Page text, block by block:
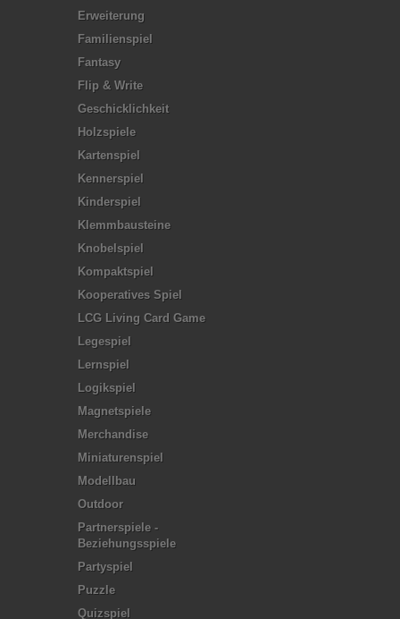
Erweiterung
Familienspiel
Fantasy
Flip & Write
Geschicklichkeit
Holzspiele
Kartenspiel
Kennerspiel
Kinderspiel
Klemmbausteine
Knobelspiel
Kompaktspiel
Kooperatives Spiel
LCG Living Card Game
Legespiel
Lernspiel
Logikspiel
Magnetspiele
Merchandise
Miniaturenspiel
Modellbau
Outdoor
Partnerspiele -
Beziehungsspiele
Partyspiel
Puzzle
Quizspiel